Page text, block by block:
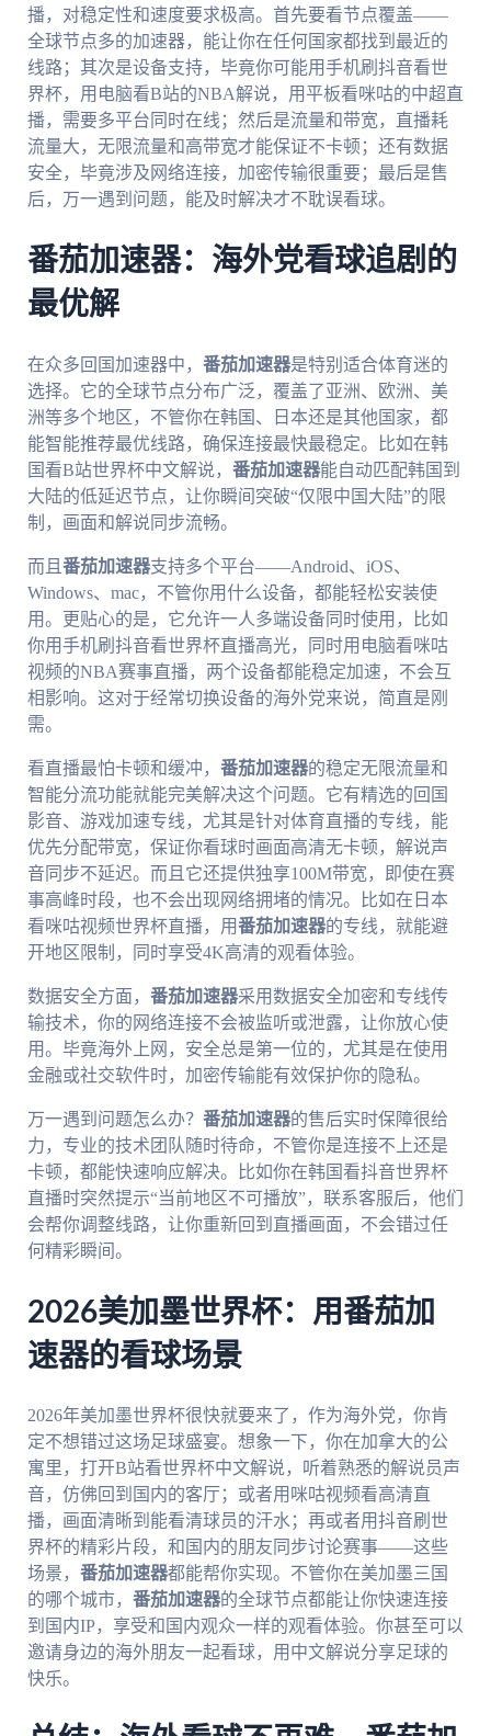
播，对稳定性和速度要求极高。首先要看节点覆盖——
全球节点多的加速器，能让你在任何国家都找到最近的
线路；其次是设备支持，毕竟你可能用手机刷抖音看世
界杯，用电脑看B站的NBA解说，用平板看咪咕的中超直
播，需要多平台同时在线；然后是流量和带宽，直播耗
流量大，无限流量和高带宽才能保证不卡顿；还有数据
安全，毕竟涉及网络连接，加密传输很重要；最后是售
后，万一遇到问题，能及时解决才不耽误看球。
番茄加速器：海外党看球追剧的
最优解
在众多回国加速器中， 番茄加速器是特别适合体育迷的
选择。它的全球节点分布广泛，覆盖了亚洲、欧洲、美
洲等多个地区，不管你在韩国、日本还是其他国家，都
能智能推荐最优线路，确保连接最快最稳定。比如在韩
国看B站世界杯中文解说， 番茄加速器能自动匹配韩国到
大陆的低延迟节点，让你瞬间突破“仅限中国大陆”的限
制，画面和解说同步流畅。
而且 番茄加速器支持多个平台——Android、iOS、
Windows、mac，不管你用什么设备，都能轻松安装使
用。更贴心的是，它允许一人多端设备同时使用，比如
你用手机刷抖音看世界杯直播高光，同时用电脑看咪咕
视频的NBA赛事直播，两个设备都能稳定加速，不会互
相影响。这对于经常切换设备的海外党来说，简直是刚
需。
看直播最怕卡顿和缓冲， 番茄加速器的稳定无限流量和
智能分流功能就能完美解决这个问题。它有精选的回国
影音、游戏加速专线，尤其是针对体育直播的专线，能
优先分配带宽，保证你看球时画面高清无卡顿，解说声
音同步不延迟。而且它还提供独享100M带宽，即使在赛
事高峰时段，也不会出现网络拥堵的情况。比如在日本
看咪咕视频世界杯直播，用番茄加速器的专线，就能避
开地区限制，同时享受4K高清的观看体验。
数据安全方面， 番茄加速器采用数据安全加密和专线传
输技术，你的网络连接不会被监听或泄露，让你放心使
用。毕竟海外上网，安全总是第一位的，尤其是在使用
金融或社交软件时，加密传输能有效保护你的隐私。
万一遇到问题怎么办？ 番茄加速器的售后实时保障很给
力，专业的技术团队随时待命，不管你是连接不上还是
卡顿，都能快速响应解决。比如你在韩国看抖音世界杯
直播时突然提示“当前地区不可播放”，联系客服后，他们
会帮你调整线路，让你重新回到直播画面，不会错过任
何精彩瞬间。
2026美加墨世界杯：用番茄加
速器的看球场景
2026年美加墨世界杯很快就要来了，作为海外党，你肯
定不想错过这场足球盛宴。想象一下，你在加拿大的公
寓里，打开B站看世界杯中文解说，听着熟悉的解说员声
音，仿佛回到国内的客厅；或者用咪咕视频看高清直
播，画面清晰到能看清球员的汗水；再或者用抖音刷世
界杯的精彩片段，和国内的朋友同步讨论赛事——这些
场景， 番茄加速器都能帮你实现。不管你在美加墨三国
的哪个城市， 番茄加速器的全球节点都能让你快速连接
到国内IP，享受和国内观众一样的观看体验。你甚至可以
邀请身边的海外朋友一起看球，用中文解说分享足球的
快乐。